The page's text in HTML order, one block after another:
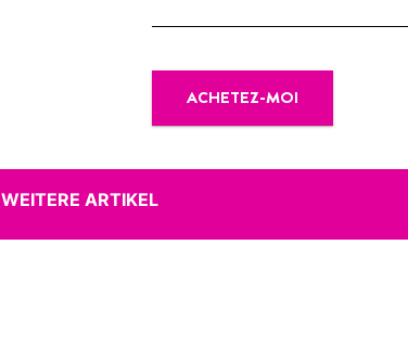
ACHETEZ-MOI
WEITERE ARTIKEL